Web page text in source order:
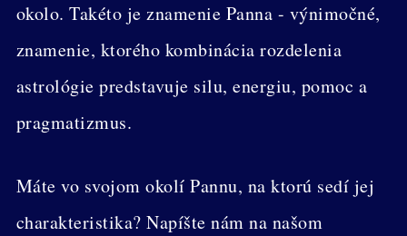
okolo. Takéto je znamenie Panna - výnimočné,
znamenie, ktorého kombinácia rozdelenia
astrológie predstavuje silu, energiu, pomoc a
pragmatizmus.
Máte vo svojom okolí Pannu, na ktorú sedí jej
charakteristika? Napíšte nám na našom